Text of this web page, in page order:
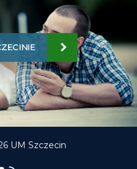
UM Szczecin